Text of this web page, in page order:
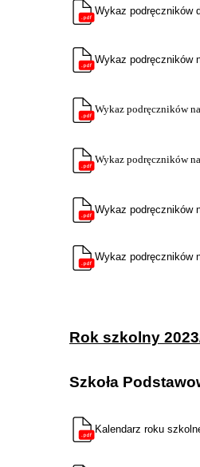
Wykaz podręczników
Wykaz podręczników
Wykaz podręczników
Wykaz podręczników
Wykaz podręczników
Wykaz podręczników
Rok szkolny
Szkoła
Kalendarz roku